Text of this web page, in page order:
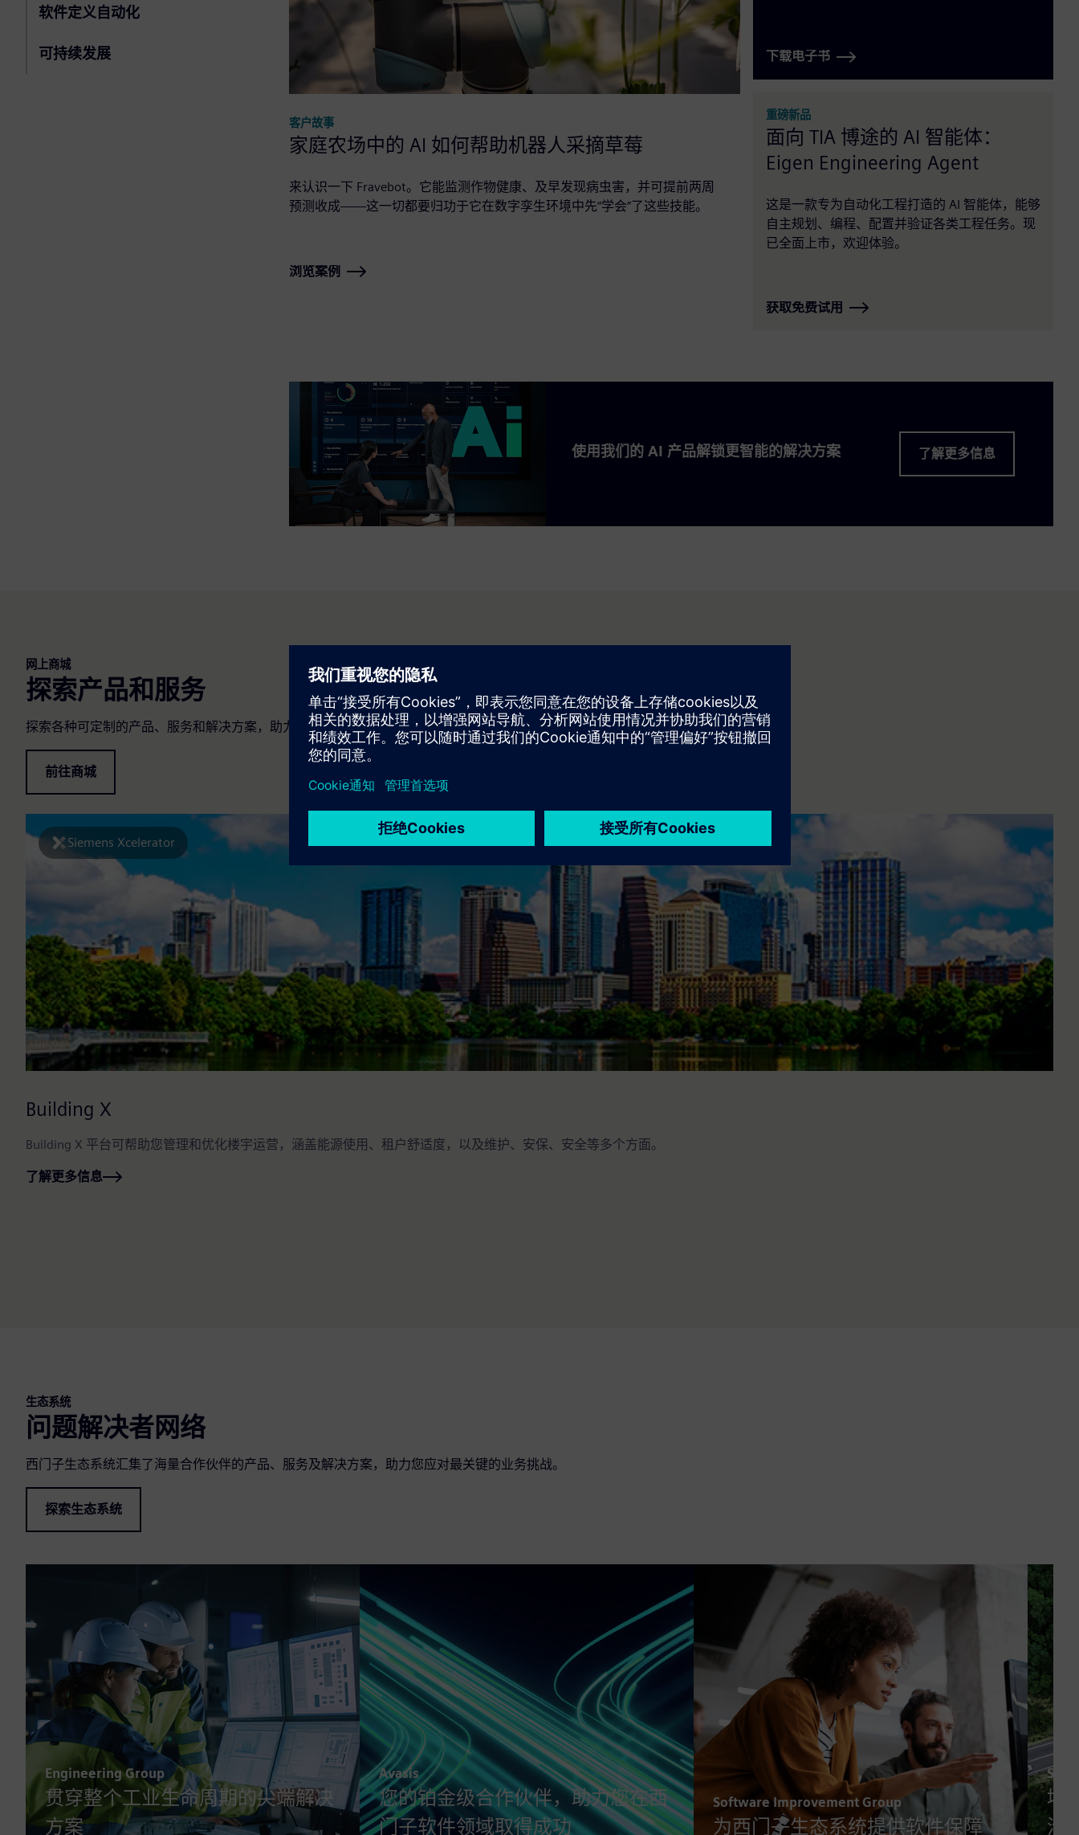
软件定义自动化
可持续发展
客户故事
家庭农场中的 AI 如何帮助机器人采摘草莓
来认识一下 Fravebot。它能监测作物健康、及早发现病虫害，并可提前两周
预测收成——这一切都要归功于它在数字孪生环境中先“学会”了这些技能。
浏览案例
下载电子书
重磅新品
面向 TIA 博途的 AI 智能体：
Eigen Engineering Agent
这是一款专为自动化工程打造的 AI 智能体，能够
自主规划、编程、配置并验证各类工程任务。现
已全面上市，欢迎体验。
获取免费试用
使用我们的 AI 产品解锁更智能的解决方案 了解更多信息
网上商城
探索产品和服务
探索各种可定制的产品、服务和解决方案，助力企业拓展业务创新，推动数字化转型。
前往商城
Siemens Xcelerator
Building X
Building X 平台可帮助您管理和优化楼宇运营，涵盖能源使用、租户舒适度，以及维护、安保、安全等多个方面。
了解更多信息
生态系统
问题解决者网络
西门子生态系统汇集了海量合作伙伴的产品、服务及解决方案，助力您应对最关键的业务挑战。
探索生态系统
Engineering Group
贯穿整个工业生命周期的尖端解决
方案
Avasis
您的铂金级合作伙伴，助力您在西
门子软件领域取得成功
Software Improvement Group
为西门子生态系统提供软件保障
填
沟